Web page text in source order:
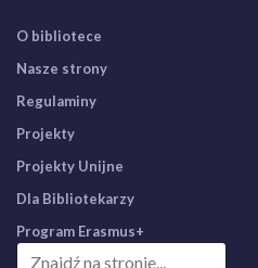
O bibliotece
Nasze strony
Regulaminy
Projekty
Projekty Unijne
Dla Bibliotekarzy
Program Erasmus+